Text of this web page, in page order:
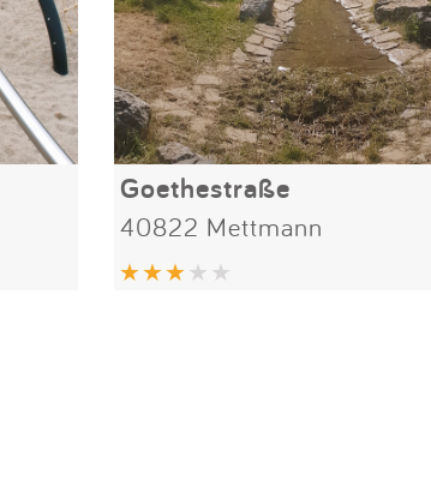
Goethestraße
40822 Mettmann